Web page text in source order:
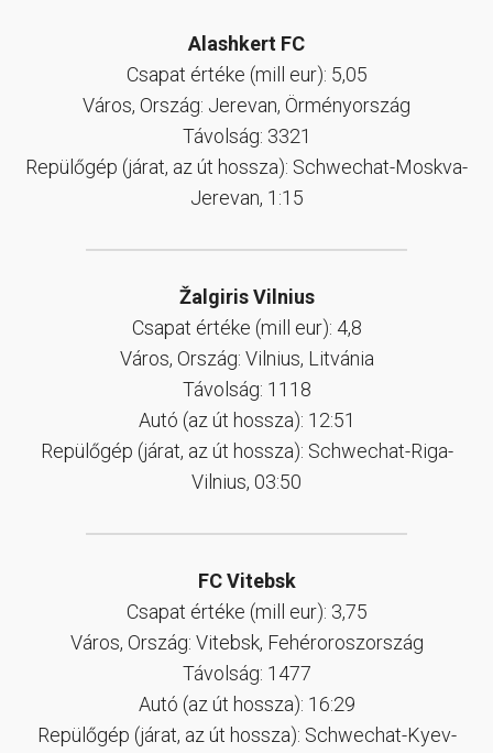
Alashkert FC
Csapat értéke (mill eur): 5,05
Város, Ország: Jerevan, Örményország
Távolság: 3321
Repülőgép (járat, az út hossza): Schwechat-Moskva-
Jerevan, 1:15
Žalgiris Vilnius
Csapat értéke (mill eur): 4,8
Város, Ország: Vilnius, Litvánia
Távolság: 1118
Autó (az út hossza): 12:51
Repülőgép (járat, az út hossza): Schwechat-Riga-
Vilnius, 03:50
FC Vitebsk
Csapat értéke (mill eur): 3,75
Város, Ország: Vitebsk, Fehéroroszország
Távolság: 1477
Autó (az út hossza): 16:29
Repülőgép (járat, az út hossza): Schwechat-Kyev-